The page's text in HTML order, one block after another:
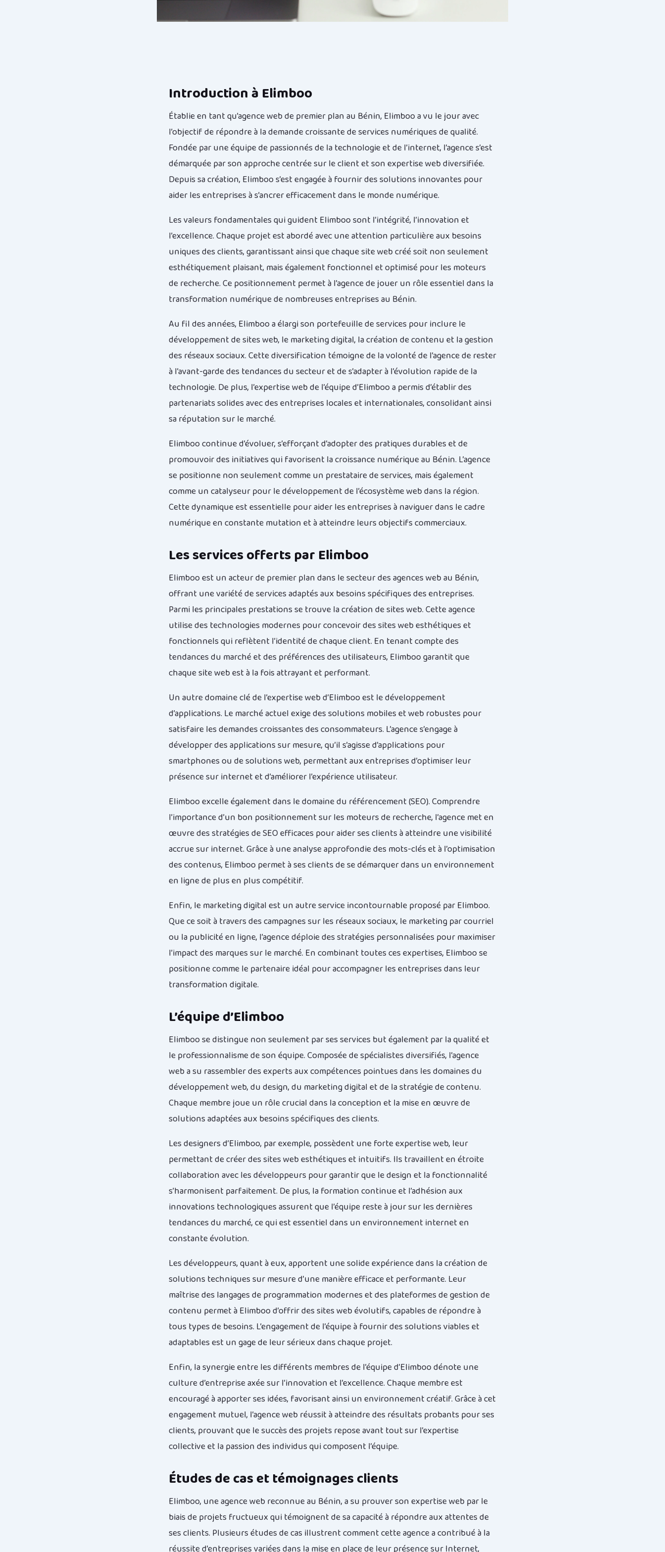
Introduction à Elimboo
Établie en tant qu’agence web de premier plan au Bénin, Elimboo a vu le jour avec
l’objectif de répondre à la demande croissante de services numériques de qualité.
Fondée par une équipe de passionnés de la technologie et de l’internet, l’agence s’est
démarquée par son approche centrée sur le client et son expertise web diversifiée.
Depuis sa création, Elimboo s’est engagée à fournir des solutions innovantes pour
aider les entreprises à s’ancrer efficacement dans le monde numérique.
Les valeurs fondamentales qui guident Elimboo sont l’intégrité, l’innovation et
l’excellence. Chaque projet est abordé avec une attention particulière aux besoins
uniques des clients, garantissant ainsi que chaque site web créé soit non seulement
esthétiquement plaisant, mais également fonctionnel et optimisé pour les moteurs
de recherche. Ce positionnement permet à l’agence de jouer un rôle essentiel dans la
transformation numérique de nombreuses entreprises au Bénin.
Au fil des années, Elimboo a élargi son portefeuille de services pour inclure le
développement de sites web, le marketing digital, la création de contenu et la gestion
des réseaux sociaux. Cette diversification témoigne de la volonté de l’agence de rester
à l’avant-garde des tendances du secteur et de s’adapter à l’évolution rapide de la
technologie. De plus, l’expertise web de l’équipe d’Elimboo a permis d’établir des
partenariats solides avec des entreprises locales et internationales, consolidant ainsi
sa réputation sur le marché.
Elimboo continue d’évoluer, s’efforçant d’adopter des pratiques durables et de
promouvoir des initiatives qui favorisent la croissance numérique au Bénin. L’agence
se positionne non seulement comme un prestataire de services, mais également
comme un catalyseur pour le développement de l’écosystème web dans la région.
Cette dynamique est essentielle pour aider les entreprises à naviguer dans le cadre
numérique en constante mutation et à atteindre leurs objectifs commerciaux.
Les services offerts par Elimboo
Elimboo est un acteur de premier plan dans le secteur des agences web au Bénin,
offrant une variété de services adaptés aux besoins spécifiques des entreprises.
Parmi les principales prestations se trouve la création de sites web. Cette agence
utilise des technologies modernes pour concevoir des sites web esthétiques et
fonctionnels qui reflètent l’identité de chaque client. En tenant compte des
tendances du marché et des préférences des utilisateurs, Elimboo garantit que
chaque site web est à la fois attrayant et performant.
Un autre domaine clé de l’expertise web d’Elimboo est le développement
d’applications. Le marché actuel exige des solutions mobiles et web robustes pour
satisfaire les demandes croissantes des consommateurs. L’agence s’engage à
développer des applications sur mesure, qu’il s’agisse d’applications pour
smartphones ou de solutions web, permettant aux entreprises d’optimiser leur
présence sur internet et d’améliorer l’expérience utilisateur.
Elimboo excelle également dans le domaine du référencement (SEO). Comprendre
l’importance d’un bon positionnement sur les moteurs de recherche, l’agence met en
œuvre des stratégies de SEO efficaces pour aider ses clients à atteindre une visibilité
accrue sur internet. Grâce à une analyse approfondie des mots-clés et à l’optimisation
des contenus, Elimboo permet à ses clients de se démarquer dans un environnement
en ligne de plus en plus compétitif.
Enfin, le marketing digital est un autre service incontournable proposé par Elimboo.
Que ce soit à travers des campagnes sur les réseaux sociaux, le marketing par courriel
ou la publicité en ligne, l’agence déploie des stratégies personnalisées pour maximiser
l’impact des marques sur le marché. En combinant toutes ces expertises, Elimboo se
positionne comme le partenaire idéal pour accompagner les entreprises dans leur
transformation digitale.
L’équipe d’Elimboo
Elimboo se distingue non seulement par ses services but également par la qualité et
le professionnalisme de son équipe. Composée de spécialistes diversifiés, l’agence
web a su rassembler des experts aux compétences pointues dans les domaines du
développement web, du design, du marketing digital et de la stratégie de contenu.
Chaque membre joue un rôle crucial dans la conception et la mise en œuvre de
solutions adaptées aux besoins spécifiques des clients.
Les designers d’Elimboo, par exemple, possèdent une forte expertise web, leur
permettant de créer des sites web esthétiques et intuitifs. Ils travaillent en étroite
collaboration avec les développeurs pour garantir que le design et la fonctionnalité
s’harmonisent parfaitement. De plus, la formation continue et l’adhésion aux
innovations technologiques assurent que l’équipe reste à jour sur les dernières
tendances du marché, ce qui est essentiel dans un environnement internet en
constante évolution.
Les développeurs, quant à eux, apportent une solide expérience dans la création de
solutions techniques sur mesure d’une manière efficace et performante. Leur
maîtrise des langages de programmation modernes et des plateformes de gestion de
contenu permet à Elimboo d’offrir des sites web évolutifs, capables de répondre à
tous types de besoins. L’engagement de l’équipe à fournir des solutions viables et
adaptables est un gage de leur sérieux dans chaque projet.
Enfin, la synergie entre les différents membres de l’équipe d’Elimboo dénote une
culture d’entreprise axée sur l’innovation et l’excellence. Chaque membre est
encouragé à apporter ses idées, favorisant ainsi un environnement créatif. Grâce à cet
engagement mutuel, l’agence web réussit à atteindre des résultats probants pour ses
clients, prouvant que le succès des projets repose avant tout sur l’expertise
collective et la passion des individus qui composent l’équipe.
Études de cas et témoignages clients
Elimboo, une agence web reconnue au Bénin, a su prouver son expertise web par le
biais de projets fructueux qui témoignent de sa capacité à répondre aux attentes de
ses clients. Plusieurs études de cas illustrent comment cette agence a contribué à la
réussite d’entreprises variées dans la mise en place de leur présence sur Internet,